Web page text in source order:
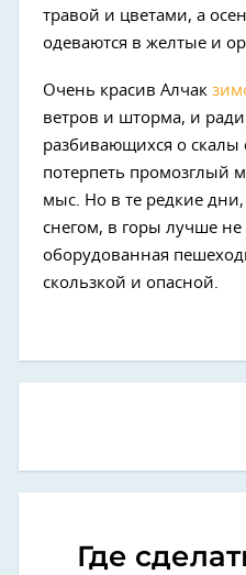
травой и цветами, а
одеваются в желтые и
Очень красив Алчак
ветров и шторма, и
разбивающихся о скалы
потерпеть промозглый
мыс. Но в те редкие дни,
снегом, в горы лучше
оборудованная
скользкой и опасной.
Где